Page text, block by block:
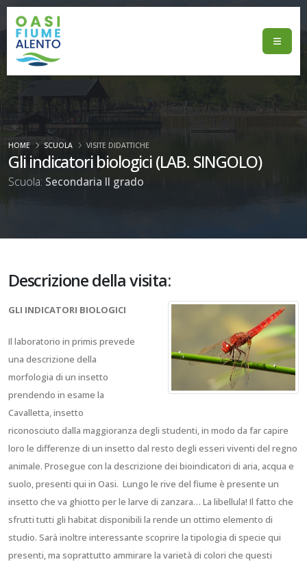
Gli indicatori biologici (LAB. SINGOLO)
Scuola: Secondaria II grado
HOME SCUOLA VISITE DIDATTICHE
Descrizione della visita:
GLI INDICATORI BIOLOGICI
Il laboratorio in primis prevede
una descrizione della
morfologia di un insetto
prendendo in esame la
Cavalletta, insetto
riconosciuto dalla maggioranza degli studenti, in modo da far capire
loro le differenze di un insetto dal resto degli esseri viventi del regno
animale. Prosegue con la descrizione dei bioindicatori di aria, acqua e
suolo, presenti qui in Oasi. Lungo le rive del fiume è presente un
insetto che va ghiotto per le larve di zanzara… La libellula! Il fatto che
sfrutti tutti gli habitat disponibili la rende un ottimo elemento di
studio. Sarà inoltre interessante scoprire la tipologia di specie qui
presenti, ma soprattutto ammirare la varietà di colori che questi